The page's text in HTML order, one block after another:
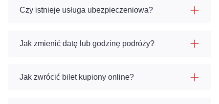
Czy istnieje usługa ubezpieczeniowa?
Jak zmienić datę lub godzinę podróży?
Jak zwrócić bilet kupiony online?